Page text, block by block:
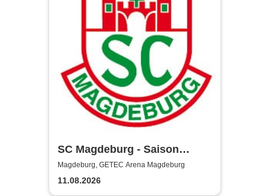
SC Magdeburg - Saison
2026/2027
Magdeburg, GETEC Arena Magdeburg
11.08.2026